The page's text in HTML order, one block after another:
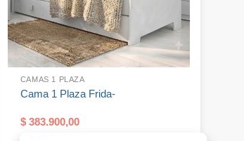
CAMAS 1 PLAZA
Cama 1 Plaza Frida-
$383.900,00